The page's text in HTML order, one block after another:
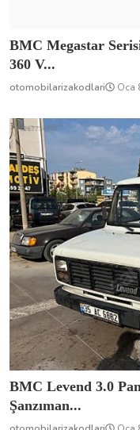
BMC Megastar
360 V...
otomobilarizakodlari Oca
BMC Levend 3.0
Şanzıman...